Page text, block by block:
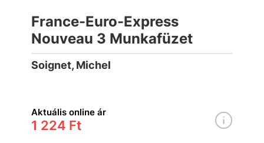
France-Euro-Express
Nouveau 3 Munkafüzet
Soignet, Michel
Aktuális online ár
1 224 Ft